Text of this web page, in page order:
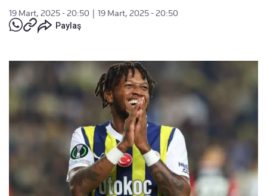
19 Mart, 2025 - 20:50
19 Mart, 2025 - 20:50
Paylaş